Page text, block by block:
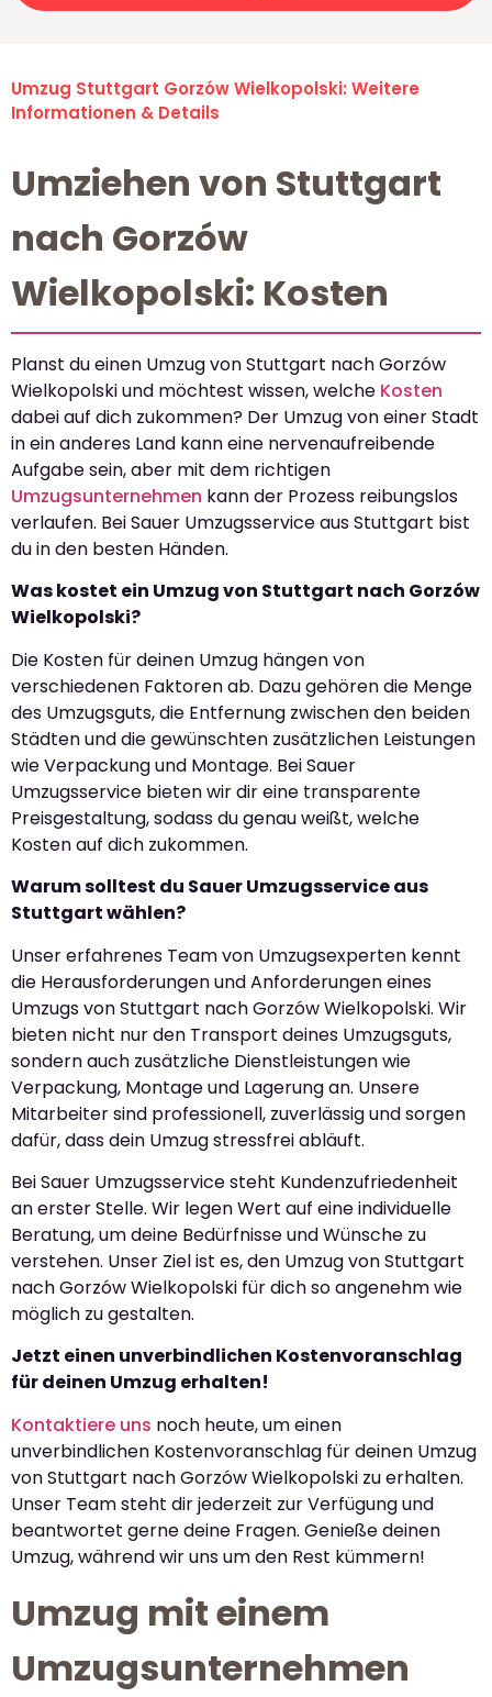
Umzug Stuttgart Gorzów Wielkopolski: Weitere
Informationen & Details
Umziehen von Stuttgart
nach Gorzów
Wielkopolski: Kosten
Planst du einen Umzug von Stuttgart nach Gorzów
Wielkopolski und möchtest wissen, welche Kosten
dabei auf dich zukommen? Der Umzug von einer Stadt
in ein anderes Land kann eine nervenaufreibende
Aufgabe sein, aber mit dem richtigen
Umzugsunternehmen kann der Prozess reibungslos
verlaufen. Bei Sauer Umzugsservice aus Stuttgart bist
du in den besten Händen.
Was kostet ein Umzug von Stuttgart nach Gorzów
Wielkopolski?
Die Kosten für deinen Umzug hängen von
verschiedenen Faktoren ab. Dazu gehören die Menge
des Umzugsguts, die Entfernung zwischen den beiden
Städten und die gewünschten zusätzlichen Leistungen
wie Verpackung und Montage. Bei Sauer
Umzugsservice bieten wir dir eine transparente
Preisgestaltung, sodass du genau weißt, welche
Kosten auf dich zukommen.
Warum solltest du Sauer Umzugsservice aus
Stuttgart wählen?
Unser erfahrenes Team von Umzugsexperten kennt
die Herausforderungen und Anforderungen eines
Umzugs von Stuttgart nach Gorzów Wielkopolski. Wir
bieten nicht nur den Transport deines Umzugsguts,
sondern auch zusätzliche Dienstleistungen wie
Verpackung, Montage und Lagerung an. Unsere
Mitarbeiter sind professionell, zuverlässig und sorgen
dafür, dass dein Umzug stressfrei abläuft.
Bei Sauer Umzugsservice steht Kundenzufriedenheit
an erster Stelle. Wir legen Wert auf eine individuelle
Beratung, um deine Bedürfnisse und Wünsche zu
verstehen. Unser Ziel ist es, den Umzug von Stuttgart
nach Gorzów Wielkopolski für dich so angenehm wie
möglich zu gestalten.
Jetzt einen unverbindlichen Kostenvoranschlag
für deinen Umzug erhalten!
Kontaktiere uns noch heute, um einen
unverbindlichen Kostenvoranschlag für deinen Umzug
von Stuttgart nach Gorzów Wielkopolski zu erhalten.
Unser Team steht dir jederzeit zur Verfügung und
beantwortet gerne deine Fragen. Genieße deinen
Umzug, während wir uns um den Rest kümmern!
Umzug mit einem
Umzugsunternehmen